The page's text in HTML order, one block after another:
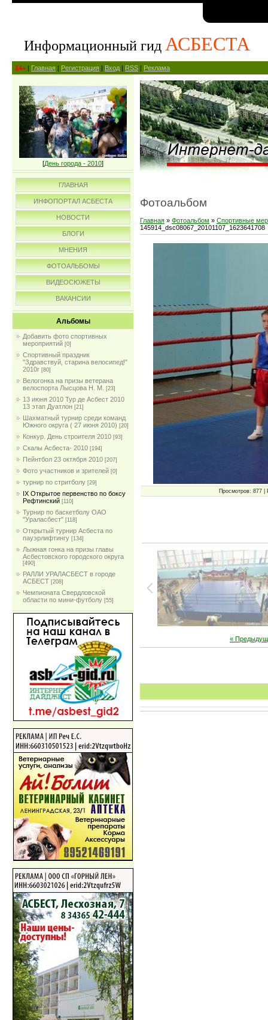
Информационный гид АСБЕСТА
14+ | Главная | Регистрация | Вход | RSS | Реклама
[День города - 2010]
ГЛАВНАЯ
ИНФОПОРТАЛ АСБЕСТА
НОВОСТИ
БЛОГИ
МНЕНИЯ
ФОТОАЛЬБОМЫ
ВИДЕОСЮЖЕТЫ
ВАКАНСИИ
Альбомы
Добавить фото спортивных
мероприятий [0]
Спортивный праздник
"Здравствуй, старина велосипед!"
2010г [80]
Велогонка на призы ветерана
велоспорта Лысцова Н. М.
[23]
13 июня 2010 Тур де Асбест 2010
13 этап Дуатлон [21]
Шахматный турнир среди команд
Южного округа ( 27 июня 2010) [20]
Конкур. День строителя 2010 [93]
Скалы Асбеста- 2010 [194]
Пейнтбол 23 октября 2010 [207]
Фото участников и зрителей [0]
турнир по стритболу [29]
IX Открытое первенство по боксу
Рефтинский [110]
Турнир по баскетболу ОАО
"Ураласбест" [118]
Открытый турнир Асбеста по
пауэрлифтингу [134]
Лыжная гонка на призы главы
Асбестовского городского округа
[490]
РАЛЛИ УРАЛАСБЕСТ в городе
АСБЕСТ [208]
Чемпионата Свердловской
области по мини-футболу [55]
Фотоальбом
Главная » Фотоальбом » Спортивные
145914_dsc08067_20101107_1623641708
Просмотров: 877 |
«